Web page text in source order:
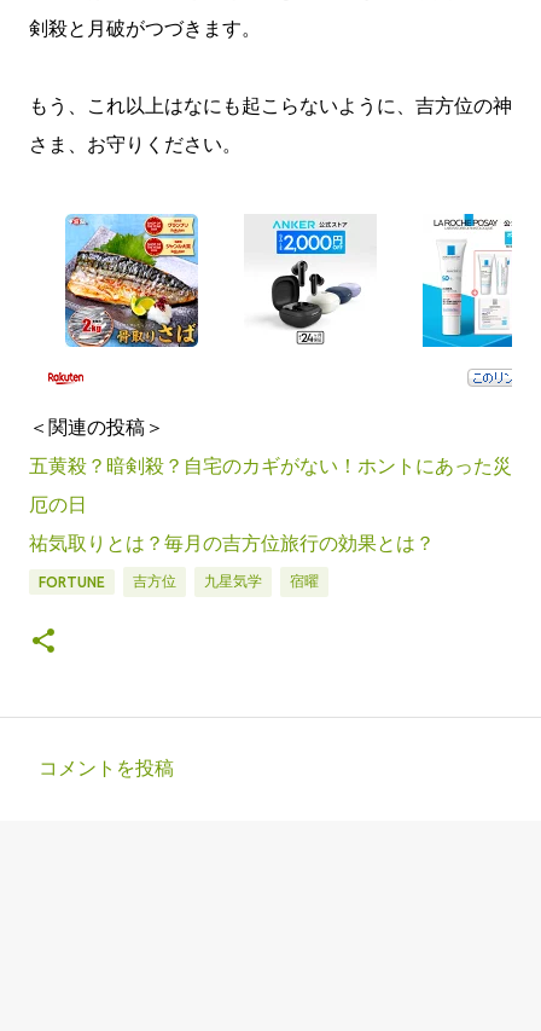
剣殺と月破がつづきます。
もう、これ以上はなにも起こらないように、吉方位の神
さま、お守りください。
＜関連の投稿＞
五黄殺？暗剣殺？自宅のカギがない！ホントにあった災
厄の日
祐気取りとは？毎月の吉方位旅行の効果とは？
FORTUNE 吉方位 九星気学 宿曜
コメントを投稿